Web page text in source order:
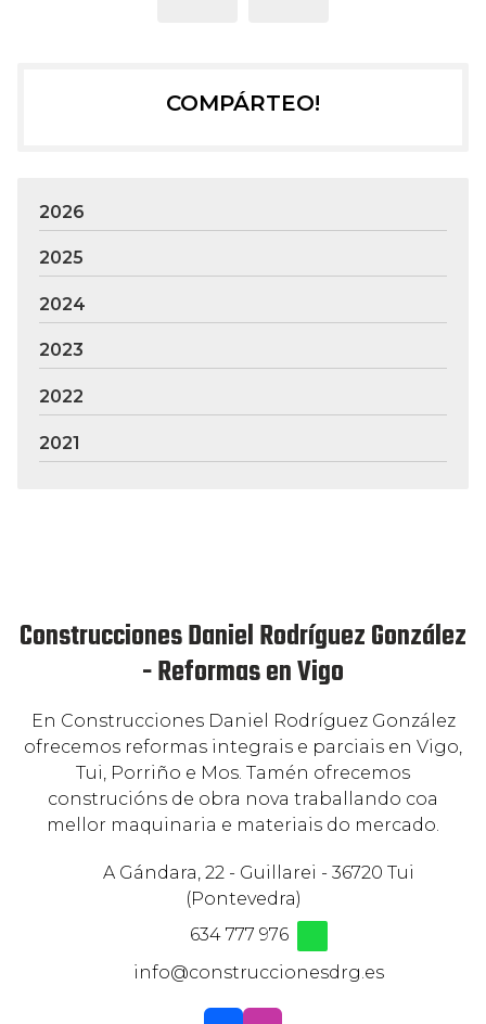
COMPÁRTEO!
2026
2025
2024
2023
2022
2021
Construcciones Daniel Rodríguez González
- Reformas en Vigo
En Construcciones Daniel Rodríguez González
ofrecemos reformas integrais e parciais en Vigo,
Tui, Porriño e Mos. Tamén ofrecemos
construcións de obra nova traballando coa
mellor maquinaria e materiais do mercado.
A Gándara, 22 - Guillarei - 36720 Tui
(Pontevedra)
634 777 976
info@construccionesdrg.es